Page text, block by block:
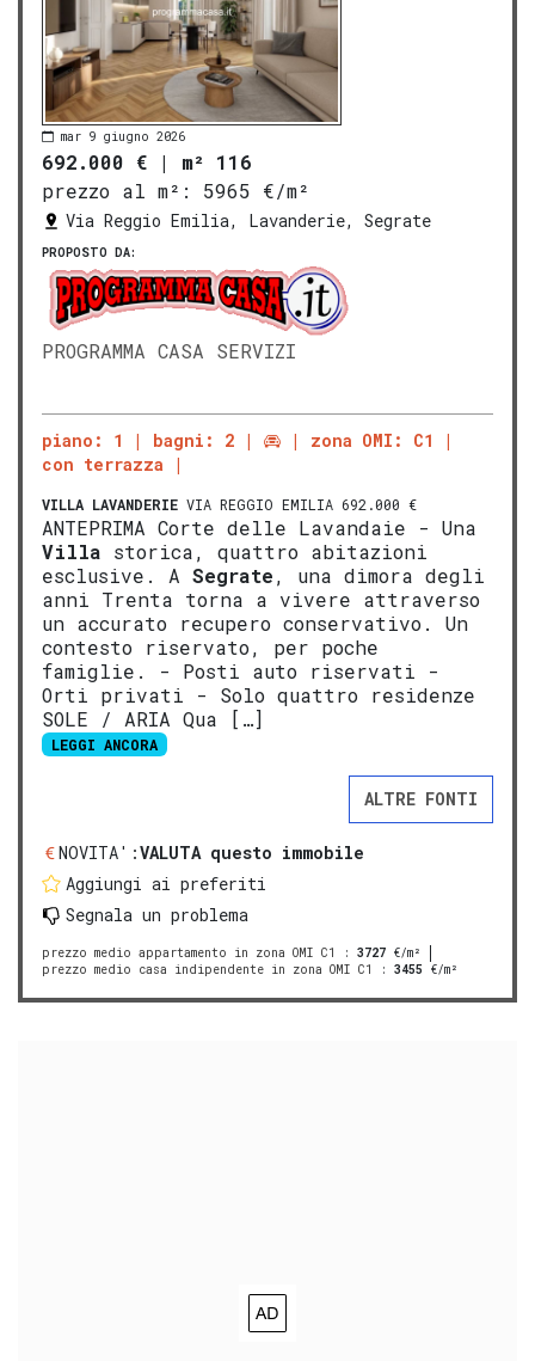
mar 9 giugno 2026
692.000 € | m² 116
prezzo al m²:
5965 €/m²
Via Reggio Emilia, Lavanderie, Segrate
PROPOSTO DA:
PROGRAMMA CASA SERVIZI
piano: 1 bagni: 2
zona OMI: C1
con terrazza
VILLA LAVANDERIE VIA REGGIO EMILIA 692.000 €
ANTEPRIMA Corte delle Lavandaie - Una
Villa storica, quattro abitazioni
esclusive. A Segrate, una dimora degli
anni Trenta torna a vivere attraverso
un accurato recupero conservativo. Un
contesto riservato, per poche
famiglie. - Posti auto riservati -
Orti privati - Solo quattro residenze
SOLE / ARIA Qua […]
LEGGI ANCORA
ALTRE FONTI
NOVITA':VALUTA questo immobile
Aggiungi ai preferiti
Segnala un problema
prezzo medio appartamento in zona OMI C1 : 3727 €/m²
prezzo medio casa indipendente in zona OMI C1
: 3455 €/m²